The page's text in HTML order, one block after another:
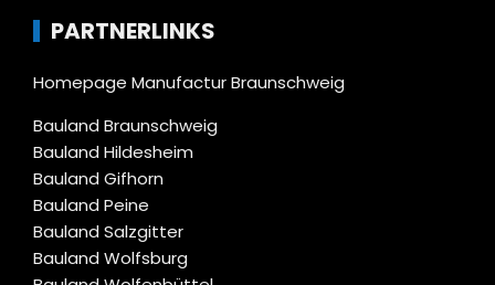
PARTNERLINKS
Homepage Manufactur Braunschweig
Bauland Braunschweig
Bauland Hildesheim
Bauland Gifhorn
Bauland Peine
Bauland Salzgitter
Bauland Wolfsburg